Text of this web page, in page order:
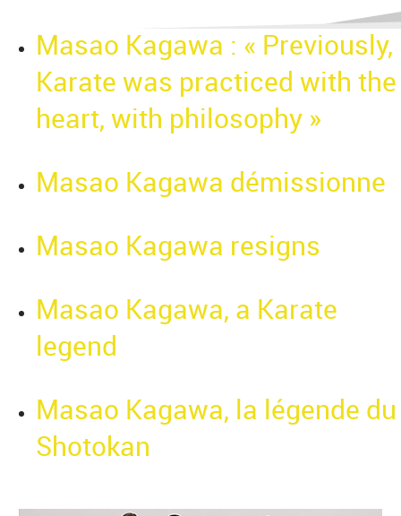
Masao Kagawa : « Previously,
Karate was practiced with the
heart, with philosophy »
Masao Kagawa démissionne
Masao Kagawa resigns
Masao Kagawa, a Karate
legend
Masao Kagawa, la légende du
Shotokan